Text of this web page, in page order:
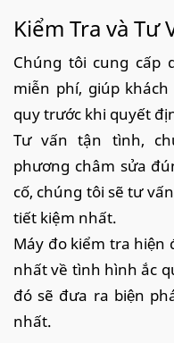
Kiểm Tra và Tư
Chúng tôi cung cấp
miễn phí, giúp
quy trước khi quyết
Tư vấn tận tình,
phương châm sửa
cố, chúng tôi sẽ tư
tiết kiệm nhất.
Máy đo kiểm tra hiện
nhất về tình hình ắc
đó sẽ đưa ra biện
nhất.